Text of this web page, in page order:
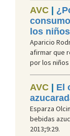
AVC |
los
Aparicio
afirmar que
por los niños
AVC | El
Esparza
bebidas
2013;9:29.